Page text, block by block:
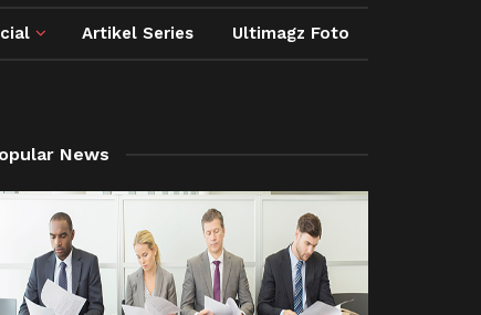
Artikel Series Ultimagz Foto
News